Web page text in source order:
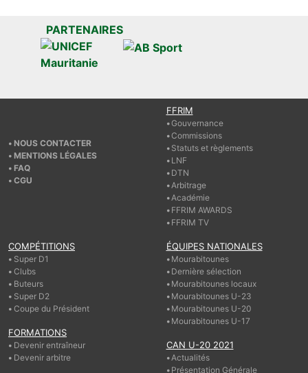
PARTENAIRES
NOUS CONTACTER
MENTIONS LÉGALES
FAQ
CGU
FFRIM
Gouvernance
Commissions
Statuts et règlements
LNF
DTN
Arbitrage
Académie
FFRIM AWARDS
FFRIM TV
COMPÉTITIONS
Super D1
Clubs
Buteurs
Super D2
Coupe du Président
FORMATIONS
Devenir entraîneur
Devenir arbitre
ÉQUIPES NATIONALES
Mourabitounes
Dernière sélection
Mourabitounes locaux
Mourabitounes U-23
Mourabitounes U-20
Mourabitounes U-17
CAN U-20 2021
Actualités
Présentation Générale